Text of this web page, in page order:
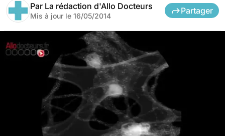
Par La rédaction d'Allo Docteurs
Mis à jour le 16/05/2014
Partager